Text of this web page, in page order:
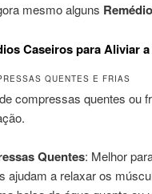
mesmo alguns
Caseiros para Aliviar
QUENTES E FRIAS
compressas quentes ou
Quentes: Melhor
ajudam a relaxar os